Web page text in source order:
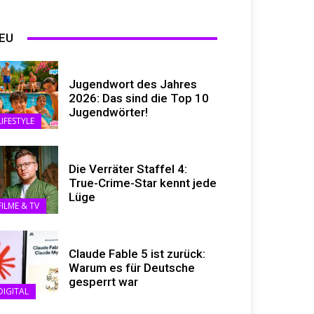
Jugendwort des Jahres
2026: Das sind die Top 10
Jugendwörter!
& TV
Die Verräter Staffel 4:
True-Crime-Star kennt jede
Lüge
Claude Fable 5 ist zurück:
Warum es für Deutsche
gesperrt war